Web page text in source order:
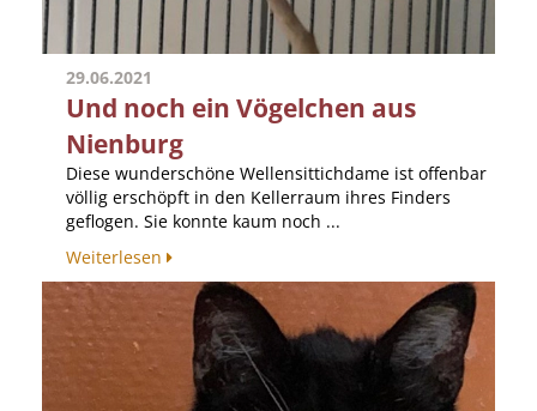
29.06.2021
Und noch ein Vögelchen aus
Nienburg
Diese wunderschöne Wellensittichdame ist offenbar
völlig erschöpft in den Kellerraum ihres Finders
geflogen. Sie konnte kaum noch ...
Weiterlesen